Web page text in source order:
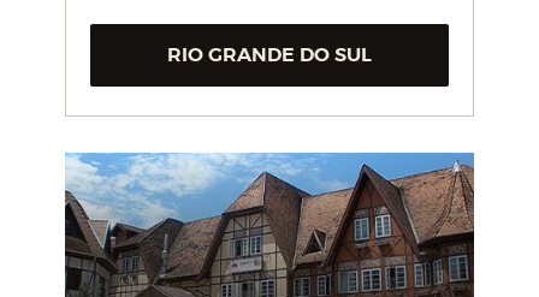
RIO GRANDE DO SUL